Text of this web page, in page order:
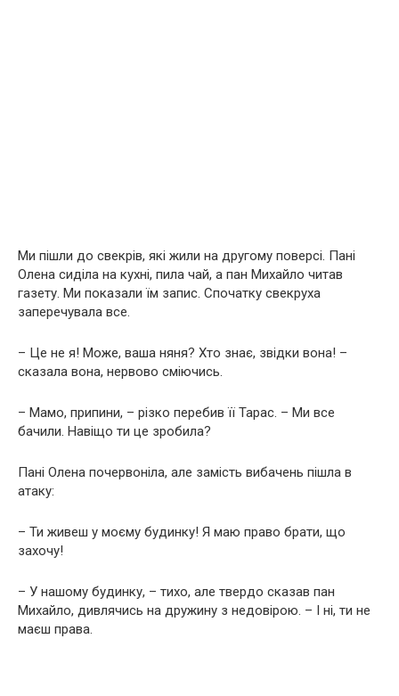
Ми пішли до свекрів, які жили на другому поверсі. Пані
Олена сиділа на кухні, пила чай, а пан Михайло читав
газету. Ми показали їм запис. Спочатку свекруха
заперечувала все.
– Це не я! Може, ваша няня? Хто знає, звідки вона! –
сказала вона, нервово сміючись.
– Мамо, припини, – різко перебив її Тарас. – Ми все
бачили. Навіщо ти це зробила?
Пані Олена почервоніла, але замість вибачень пішла в
атаку:
– Ти живеш у моєму будинку! Я маю право брати, що
захочу!
– У нашому будинку, – тихо, але твердо сказав пан
Михайло, дивлячись на дружину з недовірою. – І ні, ти не
маєш права.